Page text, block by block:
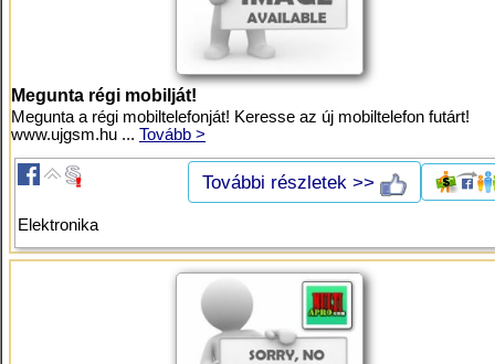
Megunta régi mobilját!
Megunta a régi mobiltelefonját! Keresse az új mobiltelefon futárt!
www.ujgsm.hu ... Tovább >
További részletek >>
Elektronika